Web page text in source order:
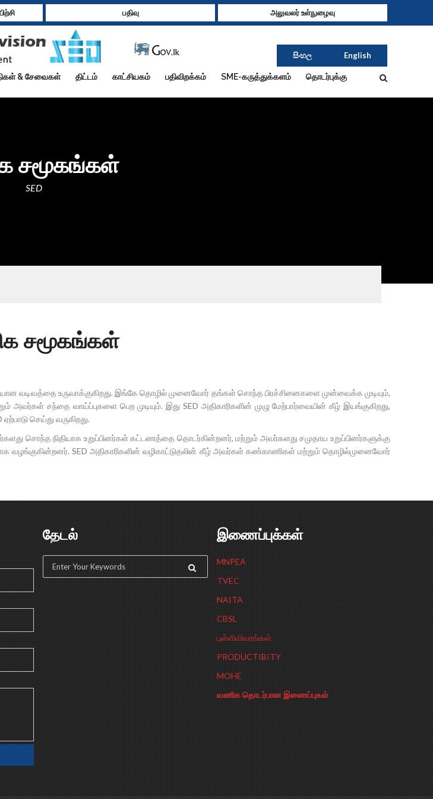
அலுவலர் உள்நுழைவு
பதிவு
English
සිංහල
& சேவைகள் திட்டம் காட்சியகம் பதிவிறக்கம் SME-கருத்துக்களம் தொடர்புக்கு
சமூகங்கள்
SED
சமூகங்கள்
வடிவத்தை உருவாக்குகிறது. இங்கே தொழில் முனைவோர் தங்கள் சொந்த பிரச்சினைகளை முன்வைக்க முடியும்,
சந்தை வாய்ப்புகளை பெற முடியும். இது SED அதிகாரிகளின் முழு மேற்பார்வையின் கீழ் இயங்குகிறது,
செய்து வருகிறது.
சொந்த நிதியாக உறுப்பினர்கள் கட்டணத்தை தொடர்கின்றனர், மற்றும் அவர்களது சமுதாய உறுப்பினர்களுக்கு
வழங்குகின்றனர். SED அதிகாரிகளின் வழிகாட்டுதலின் கீழ் அவர்கள் கண்காணிகள் மற்றும் தொழில்முனைவோர்
தேடல் இணைப்புக்கள்
MNPEA
TVEC
NAITA
CBSL
புள்ளிவிவரங்கள்
PRODUCTIBITY
MOHE
வணிக தொடர்பான இணைப்புகள்